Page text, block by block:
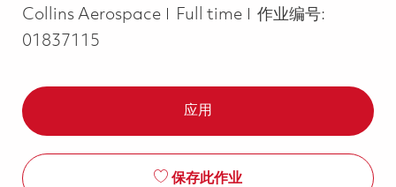
Collins Aerospace
Job Type
Full time
作业编号:
01837115
应用
保存此作业